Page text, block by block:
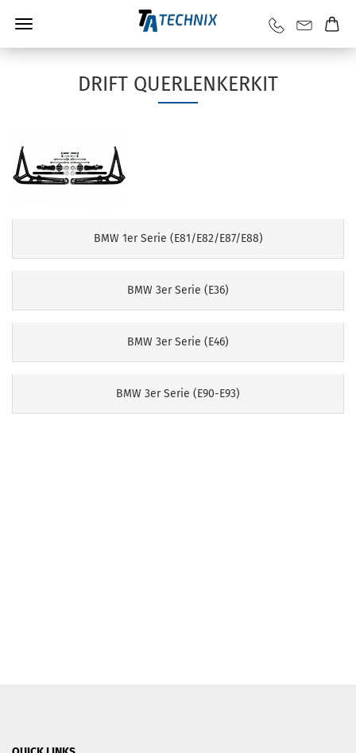
DRIFT QUERLENKERKIT
BMW 1er Serie (E81/E82/E87/E88)
BMW 3er Serie (E36)
BMW 3er Serie (E46)
BMW 3er Serie (E90-E93)